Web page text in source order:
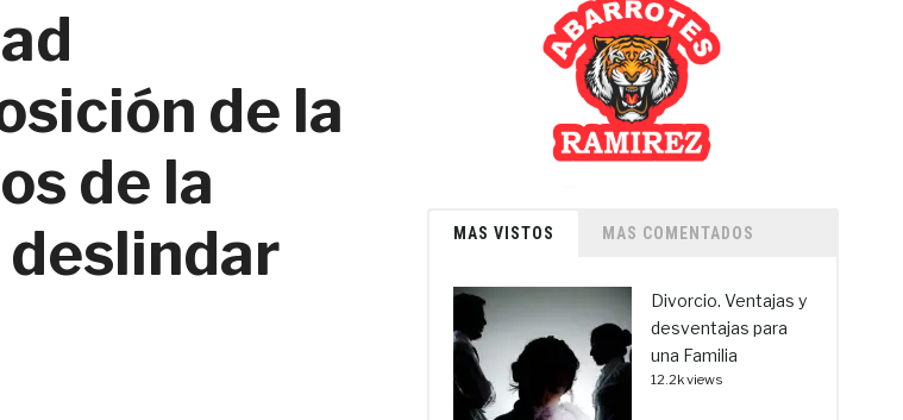
de la
de la
MAS VISTOS MAS COMENTADOS
Divorcio. Ventajas y
desventajas para
una Familia
12.2k views